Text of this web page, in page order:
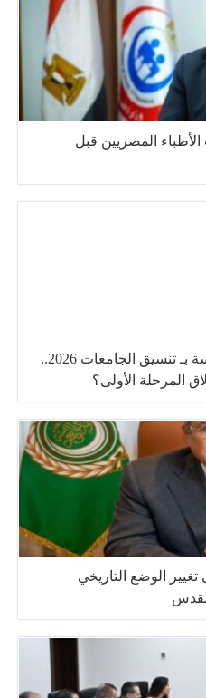
المصريين قبل
مؤشرات كليات الطب والهندسة بـ تنسيق الجامعات 2026..
المرحلة الأولى؟
الوضع التاريخي